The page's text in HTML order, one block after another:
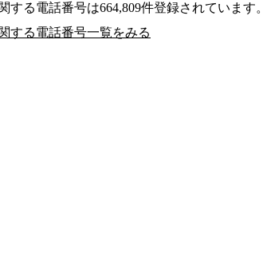
する電話番号は664,809件登録されています。
する電話番号一覧をみる